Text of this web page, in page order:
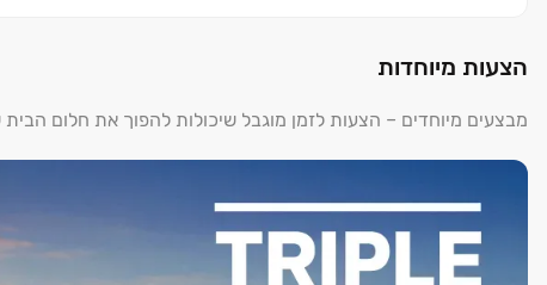
הצעות מיוחדות
מבצעים מיוחדים – הצעות לזמן מוגבל שיכולות להפוך את חלום